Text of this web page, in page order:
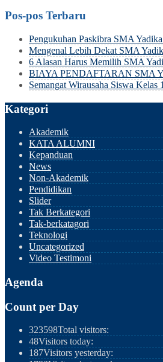
Pos-pos Terbaru
Pengukuhan Paskibra SMA
Mengenal Lebih Dekat SMA
6 Alasan Harus Memilih SMA
BIAYA PENDAFTARAN SMA
Semangat Wirausaha Siswa
Kategori
Akademik
KATA ALUMNI
Kepanduan
News
Non-Akademik
Pendidikan
Slider
Tak Berkategori
Tak-berkatagori
Teknologi
Uncategorized
Video Testimoni
Agenda
Count per Day
323598Total visitors:
48Visitors today:
187Visitors yesterday: